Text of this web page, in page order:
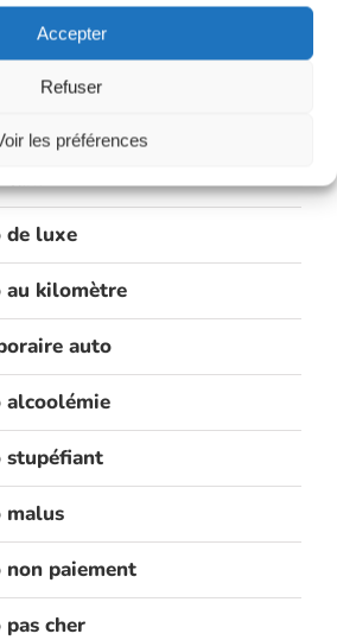
Accepter
Refuser
les préférences
moins cher
taxi
de luxe
au kilomètre
auto
alcoolémie
stupéfiant
malus
non paiement
cher